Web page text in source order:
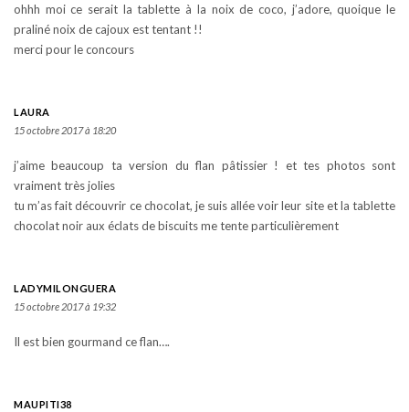
ohhh moi ce serait la tablette à la noix de coco, j’adore, quoique le
praliné noix de cajoux est tentant !!
merci pour le concours
LAURA
15 octobre 2017 à 18:20
j’aime beaucoup ta version du flan pâtissier ! et tes photos sont
vraiment très jolies
tu m’as fait découvrir ce chocolat, je suis allée voir leur site et la tablette
chocolat noir aux éclats de biscuits me tente particulièrement
LADYMILONGUERA
15 octobre 2017 à 19:32
Il est bien gourmand ce flan….
MAUPITI38